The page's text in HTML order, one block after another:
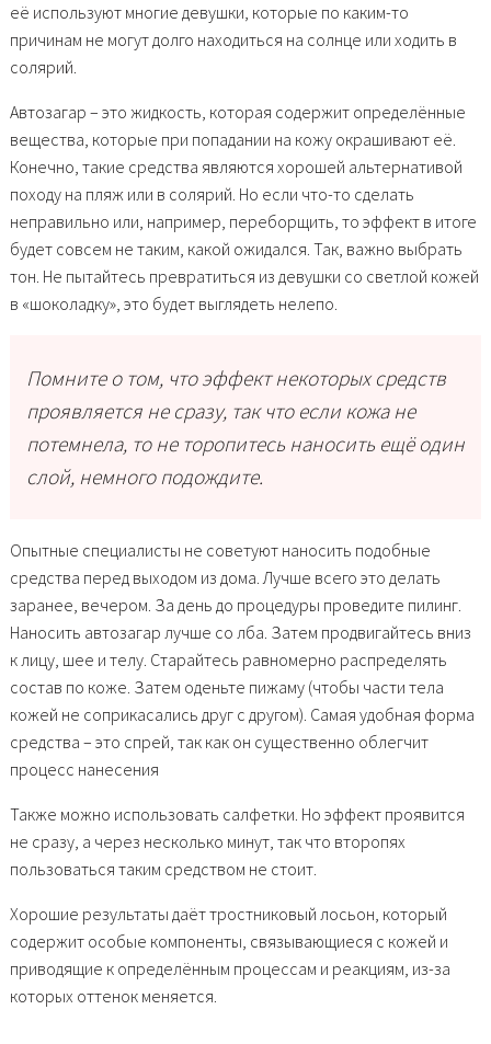
её используют многие девушки, которые по каким-то
причинам не могут долго находиться на солнце или ходить в
солярий.
Автозагар – это жидкость, которая содержит определённые
вещества, которые при попадании на кожу окрашивают её.
Конечно, такие средства являются хорошей альтернативой
походу на пляж или в солярий. Но если что-то сделать
неправильно или, например, переборщить, то эффект в итоге
будет совсем не таким, какой ожидался. Так, важно выбрать
тон. Не пытайтесь превратиться из девушки со светлой кожей
в «шоколадку», это будет выглядеть нелепо.
Помните о том, что эффект некоторых средств
проявляется не сразу, так что если кожа не
потемнела, то не торопитесь наносить ещё один
слой, немного подождите.
Опытные специалисты не советуют наносить подобные
средства перед выходом из дома. Лучше всего это делать
заранее, вечером. За день до процедуры проведите пилинг.
Наносить автозагар лучше со лба. Затем продвигайтесь вниз
к лицу, шее и телу. Старайтесь равномерно распределять
состав по коже. Затем оденьте пижаму (чтобы части тела
кожей не соприкасались друг с другом). Самая удобная форма
средства – это спрей, так как он существенно облегчит
процесс нанесения
Также можно использовать салфетки. Но эффект проявится
не сразу, а через несколько минут, так что второпях
пользоваться таким средством не стоит.
Хорошие результаты даёт тростниковый лосьон, который
содержит особые компоненты, связывающиеся с кожей и
приводящие к определённым процессам и реакциям, из-за
которых оттенок меняется.